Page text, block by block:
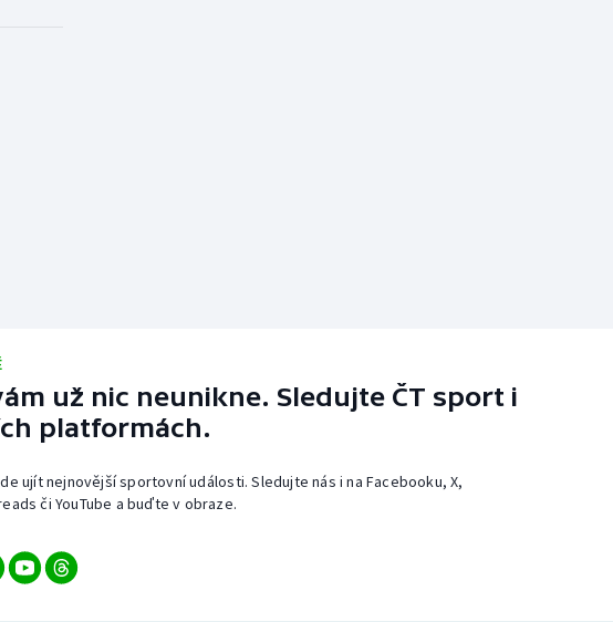
už nic neunikne. Sledujte ČT sport i
platformách.
ujít nejnovější sportovní události. Sledujte nás i na Facebooku, X,
či YouTube a buďte v obraze.